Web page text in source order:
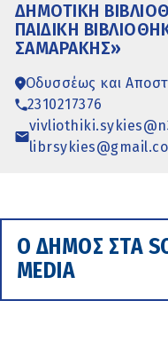
ΔΗΜΟΤΙΚΉ
ΠΑΙΔΙΚΉ
ΣΑΜΑΡΆΚΗΣ»
Οδυσσέως και
2310217376
Ο ΔΗΜΟΣ ΣΤΑ
MEDIA